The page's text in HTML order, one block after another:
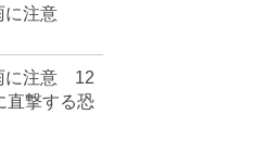
に注意
に注意 12
直撃する恐